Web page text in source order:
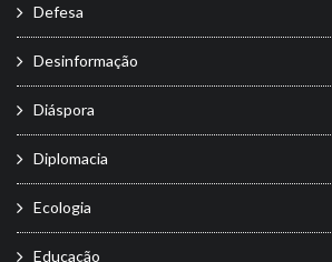
Defesa
Desinformação
Diáspora
Diplomacia
Ecologia
Educação